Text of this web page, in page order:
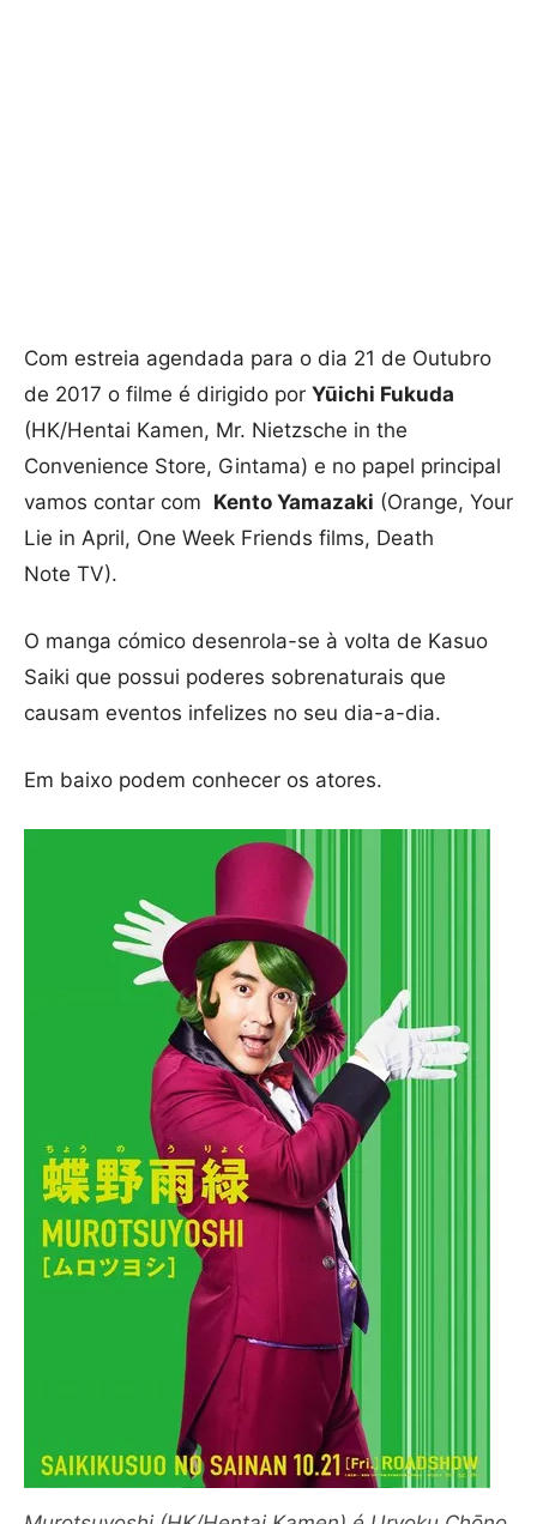
Com estreia agendada para o dia 21 de Outubro
de 2017 o filme é dirigido por Yūichi Fukuda
(HK/Hentai Kamen, Mr. Nietzsche in the
Convenience Store, Gintama) e no papel principal
vamos contar com Kento Yamazaki (Orange, Your
Lie in April, One Week Friends films, Death
Note TV).
O manga cómico desenrola-se à volta de Kasuo
Saiki que possui poderes sobrenaturais que
causam eventos infelizes no seu dia-a-dia.
Em baixo podem conhecer os atores.